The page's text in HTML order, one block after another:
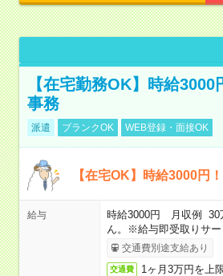
【在宅勤務OK】時給
事務
派遣 ブランクOK WEB登録・面接OK
【在宅OK】時給3000円
給与
時給3000円 月収例 30
ん。※給与即受取りサー
交通費別途支給あり
交通費 1ヶ月3万円を上